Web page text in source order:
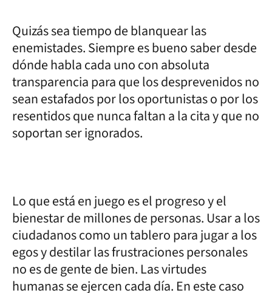
Quizás sea tiempo de blanquear las
enemistades. Siempre es bueno saber desde
dónde habla cada uno con absoluta
transparencia para que los desprevenidos no
sean estafados por los oportunistas o por los
resentidos que nunca faltan a la cita y que no
soportan ser ignorados.
Lo que está en juego es el progreso y el
bienestar de millones de personas. Usar a los
ciudadanos como un tablero para jugar a los
egos y destilar las frustraciones personales
no es de gente de bien. Las virtudes
humanas se ejercen cada día. En este caso